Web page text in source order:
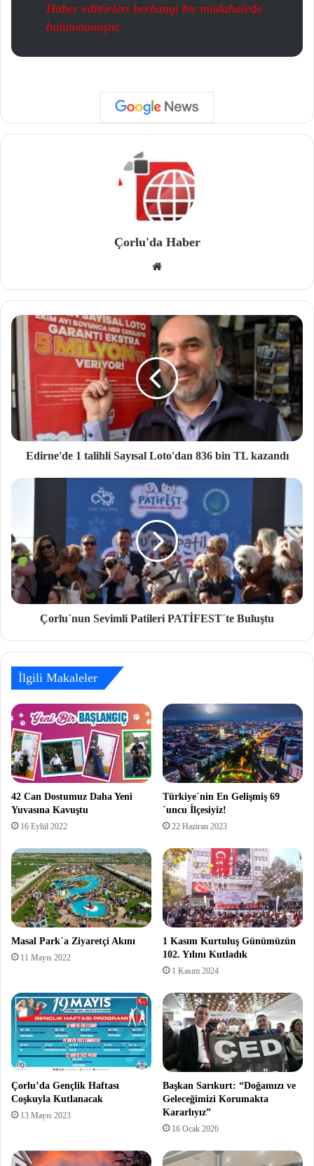
Haber editörleri herhangi bir müdahalede
bulunmamıştır.
Çorlu'da Haber
site
si
Edirne'de 1 talihli Sayısal Loto'dan 836 bin TL kazandı
Çorlu´nun Sevimli Patileri PATİFEST´te Buluştu
İlgili Makaleler
42 Can Dostumuz Daha Yeni
Yuvasına Kavuştu
16 Eylül 2022
Türkiye´nin En Gelişmiş 69
´uncu İlçesiyiz!
22 Haziran 2023
Masal Park´a Ziyaretçi Akını
11 Mayıs 2022
1 Kasım Kurtuluş Günümüzün
102. Yılını Kutladık
1 Kasım 2024
Çorlu’da Gençlik Haftası
Coşkuyla Kutlanacak
13 Mayıs 2023
Başkan Sarıkurt: “Doğamızı ve
Geleceğimizi Korumakta
Kararlıyız”
16 Ocak 2026